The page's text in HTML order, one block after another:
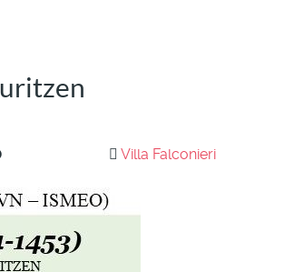
Villa Falconieri